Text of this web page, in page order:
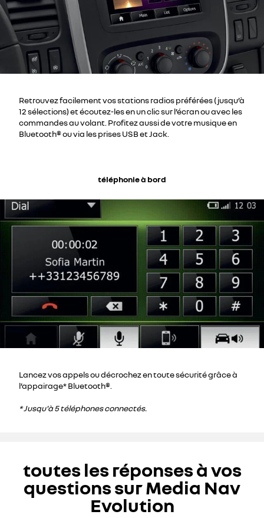
Retrouvez facilement vos stations radios préférées (jusqu’à
12 sélections) et écoutez-les en un clic sur l’écran ou avec les
commandes au volant. Profitez aussi de votre musique en
Bluetooth® ou via les prises USB et Jack.
téléphonie à bord
Lancez vos appels ou décrochez en toute sécurité grâce à
l’appairage* Bluetooth®.
* Jusqu'à 5 téléphones connectés.
toutes les réponses à vos
questions sur Media Nav
Evolution